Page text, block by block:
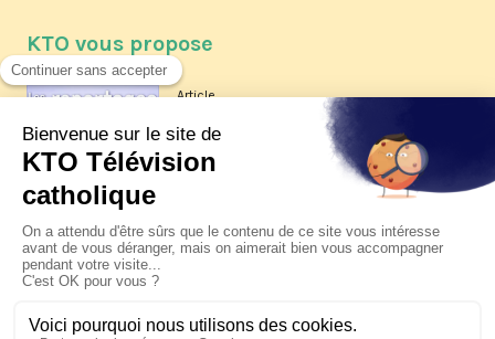
KTO vous propose
Article
Les reportages d'été 2026 de KTO
La visite pastorale du pape Léon
XIV à Assise à suivre sur KTO le
jeudi 6 août
Le pape en Uruguay, Argentine et